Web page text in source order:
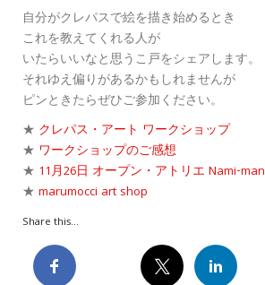
自分がクレパスで絵を描き始めるとき
これを教えてくれる人が
いたらいいなと思うこ戸をシェアします。
それゆえ偏りがあるかもしれませんが
ピンときたらぜひご参加ください。
★ クレパス・アート ワークショップ
★ ワークショップのご感想
★ 11月26日 オープン・アトリエ Nami-
★ marumocci art shop
Share this...